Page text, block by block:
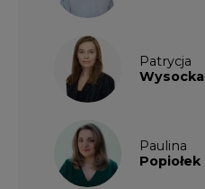
Patrycja
Wysocka
Paulina
Popiołek